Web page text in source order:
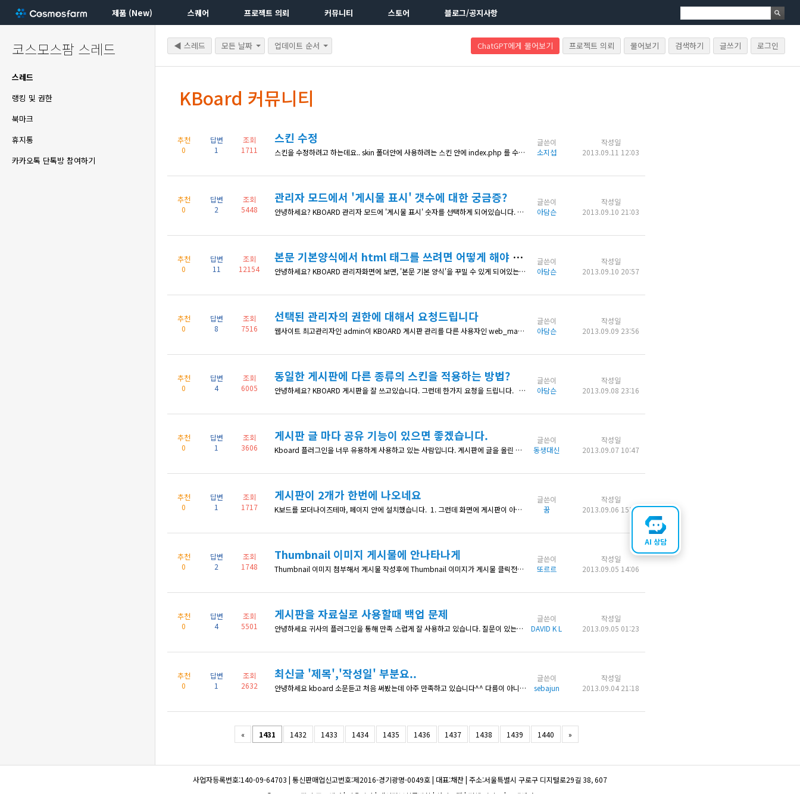
제품 (New) 스퀘어 프로젝트 의뢰 커뮤니티 스토어 블로그/공지사항
코스모스팜 스레드
스레드
랭킹 및 권한
북마크
휴지통
카카오톡 단톡방 참여하기
◀ 스레드 모든 날짜 업데이트 순서 ChatGPT에게 물어보기 프로젝트 의뢰 물어보기 검색하기 글쓰기 로그인
KBoard 커뮤니티
추천
0
답변
1
조회
1711
스킨 수정
스킨을 수정하려고 하는데요.. skin 폴더안에 사용하려는 스킨 안에 index.php 를 수정하면 게시판 리스트가 수정되는게 맞나요? 적용이 안되서 질문드려요~
글쓴이
소지섭
작성일
2013.09.11 12:03
추천
0
답변
2
조회
5448
관리자 모드에서 '게시물 표시' 갯수에 대한 궁금증?
안녕하세요? KBOARD 관리자 모드에 '게시물 표시' 숫자를 선택하게 되어있습니다. 그런데 선택 숫자가 1, 4, 6, 10, 12, 15개등으로 선택을 하게 되어있습니다. 저는 5개 정도가 적당하다고 생각해서 5개를 선택하려니, 해당 되는 숫자가 없네요^^;;; '게시물 표시' 갯수를 지정된 숫자에서 선택하는 방식이 아닌 KBOARD 사용자가 '원하는 숫자를 지정'하는 방식으로 하면 더 편리하겠다는 생각입니다
글쓴이
아담슨
작성일
2013.09.10 21:03
추천
0
답변
11
조회
12154
본문 기본양식에서 html 태그를 쓰려면 어떻게 해야 하나요?
안녕하세요? KBOARD 관리자화면에 보면, '본문 기본 양식'을 꾸밀 수 있게 되어있는데요, WP에디터를 사용하지 않는 상태에서 html 태그를 사용하려면 어떻게 해야 하나요? 지난번에 글쓰기 모드는 답변을 주셔서 해결을 했는데, '본문 기본 양식'에도 html 태그를 사용하려면 추가 도움이 필요한 것 같습니다^^;; 도움을 주시면 감사하겠습니다^^*
글쓴이
아담슨
작성일
2013.09.10 20:57
추천
0
답변
8
조회
7516
선택된 관리자의 권한에 대해서 요청드립니다
웹사이트 최고관리자인 admin이 KBOARD 게시판 관리를 다른 사용자인 web_manager에게도 동일한 권한을 주어서 관리하려고 합니다. 그래서 KBOARD 관리자 모드의 "선택된 관리자"라는 항목에 'web_manager'를 등록 시켰습니다. 예상대로 web_manager로 로그인을 하면 일반 사용자와는 다른 화면 (공지사항이 나오는 화면)이 제공됩니다. 그래서 web_manager에게 게시판 관리 일체를 위임하려
글쓴이
아담슨
작성일
2013.09.09 23:56
추천
0
답변
4
조회
6005
동일한 게시판에 다른 종류의 스킨을 적용하는 방법?
안녕하세요? KBOARD 게시판을 잘 쓰고있습니다. 그런데 한가지 요청을 드립니다. 고객게시판인데요, 메뉴에서 선택해서 들어가면, 일반적인 게시판과 같구요, 이 게시판을 홈페이지의 메인에만 보일때에는 다르게 적용하고 싶은데요....^^ 이런 기능이 가능한지 궁금합니다. 예를 들면 게시판 페이지에는 페이지 네비게이션이 있지만, 메인 페이지에는 페이지 네이게이션을 안보이게 보여줄 수 있다면 참 좋을 것 같습니다
글쓴이
아담슨
작성일
2013.09.08 23:16
추천
0
답변
1
조회
3606
게시판 글 마다 공유 기능이 있으면 좋겠습니다.
Kboard 플러그인을 너무 유용하게 사용하고 있는 사람입니다. 게시판에 글을 올린 후에, 각각의 글을 페이스북이나 다른 SNS로 공유할 수 있는 기능은 없나요? 다른 공유 플러그인을 사용해서 페이지나 포스트를 공유 기능을 부가할 수 있는 방법이 있는데, 게시판의 경우 어떻게 적용되는지 궁금합니다
글쓴이
동생대신
작성일
2013.09.07 10:47
추천
0
답변
1
조회
1717
게시판이 2개가 한번에 나오네요
K보드를 모더나이즈테마, 페이지 안에 설치했습니다. 1. 그런데 화면에 게시판이 아래, 위 2개가 한번에 나오네요. (사진이 붙여넣기가 안되서 ... ) 예) ===== 게시판 게시판 ====== 2. 보안문자를 자꾸 새로 입력하라고 나와서 글이 작성이 안되는 문제도 같이 발생하네요
글쓴이
꿈
작성일
2013.09.06 15:48
추천
0
답변
2
조회
1748
Thumbnail 이미지 게시물에 안나타나게
Thumbnail 이미지 첨부해서 게시물 작성후에 Thumbnail 이미지가 게시물 클릭전에만 보이고 게시물을 눌러서 들어가면 안나오게 할수 없을까요..?ㅠ 도와주세요
글쓴이
또르르
작성일
2013.09.05 14:06
추천
0
답변
4
조회
5501
게시판을 자료실로 사용할때 백업 문제
안녕하세요 귀사의 플러그인을 통해 만족 스럽게 잘 사용하고 있습니다. 질문이 있는데요. 게시판 말고 다른 워드프레스 메뉴에 게시판을 생성해서 자료실 처럼 사용해 보려고 하는데 그러면 나중에 자료가 많아 지면 백업하는데 문제는 없는지 질문을 드려 봅니다. 그리고 백업할 때 KBoard로 생성된 모든 데이터가 (게시판으로 활용하는 데이터와, 게시판 용도 말고 워드프레스의 다른 메뉴에서 자료실로 활용한 데이터) 함께 백업
글쓴이
DAVID K L
작성일
2013.09.05 01:23
추천
0
답변
1
조회
2632
최신글 '제목','작성일' 부분요..
안녕하세요 kboard 소문듣고 처음 써봤는데 아주 만족하고 있습니다^^ 다름이 아니라 메인화면에서 최근글 상단에 있는 제목~작성일 라인을 전부 없애고 게시판 제목이랑 날짜만 나열되게 수정하는법이 궁금합니다~ 앞으로도 무궁한 발전을 바랍니다.
글쓴이
sebajun
작성일
2013.09.04 21:18
« 1431 1432 1433 1434 1435 1436 1437 1438 1439 1440 »
사업자등록번호:140-09-64703 | 통신판매업신고번호:제2016-경기광명-0049호| 대표:채찬| 주소:서울특별시 구로구 디지털로29길 38, 607
© 코스모스팜 소프트웨어 | 이용약관 | 개인정보취급방침 | 사이트맵 | 전체 서비스 | 고객센터
AI 상담